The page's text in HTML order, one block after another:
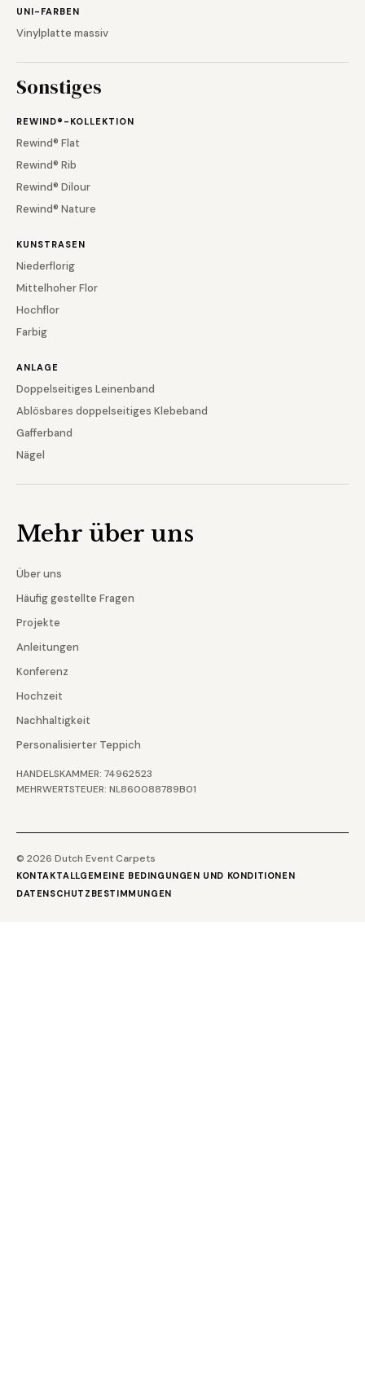
UNI-FARBEN
Vinylplatte massiv
Sonstiges
REWIND®-KOLLEKTION
Rewind® Flat
Rewind® Rib
Rewind® Dilour
Rewind® Nature
KUNSTRASEN
Niederflorig
Mittelhoher Flor
Hochflor
Farbig
ANLAGE
Doppelseitiges Leinenband
Ablösbares doppelseitiges Klebeband
Gafferband
Nägel
Mehr über uns
Über uns
Häufig gestellte Fragen
Projekte
Anleitungen
Konferenz
Hochzeit
Nachhaltigkeit
Personalisierter Teppich
HANDELSKAMMER: 74962523
MEHRWERTSTEUER: NL860088789B01
© 2026 Dutch Event Carpets
KONTAKTALLGEMEINE BEDINGUNGEN UND KONDITIONEN
DATENSCHUTZBESTIMMUNGEN